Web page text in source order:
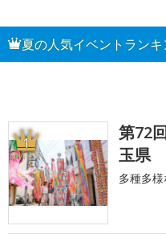
夏の人気イベントランキ
1
第72
玉県
多種多